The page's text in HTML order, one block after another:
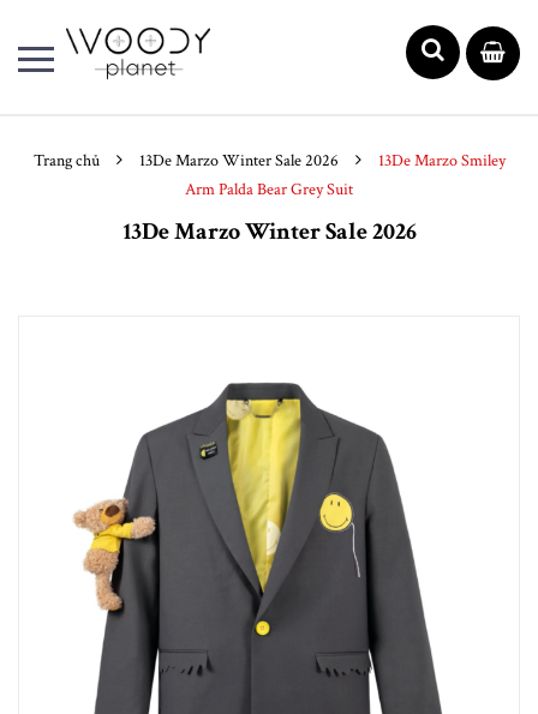
Trang chủ 13De Marzo Winter Sale 2026
13De Marzo Smiley
Arm Palda Bear Grey Suit
13De Marzo Winter Sale 2026